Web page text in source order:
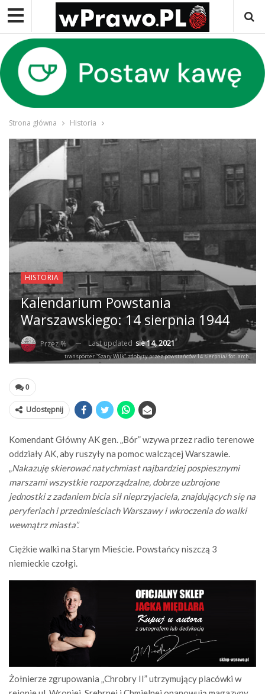
Strona główna Historia
HISTORIA
Kalendarium Powstania
Warszawskiego: 14 sierpnia 1944
Przez % Last updated sie 14, 2021
transporter "Szary Wilk" zdobyty przez powstańców 14 sierpnia/ fot. arch.
0
Udostępnij
Komendant Główny AK gen. „Bór” wzywa przez radio terenowe
oddziały AK, aby ruszyły na pomoc walczącej Warszawie.
„Nakazuję skierować natychmiast najbardziej pospiesznymi
marszami wszystkie rozporządzalne, dobrze uzbrojone
jednostki z zadaniem bicia sił nieprzyjaciela, znajdujących się na
peryferiach i przedmieściach Warszawy i wkroczenia do walki
wewnątrz miasta”.
Ciężkie walki na Starym Mieście. Powstańcy niszczą 3
niemieckie czołgi.
Żołnierze zgrupowania „Chrobry II” utrzymujący placówki w